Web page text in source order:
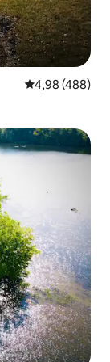
Calificación
4,98 (488)